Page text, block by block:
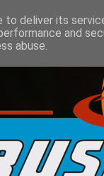
deliver its
and
abuse.